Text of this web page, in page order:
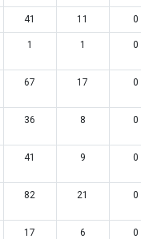
41 11 0
1 1 0
67 17 0
36 8 0
41 9 0
82 21 0
17 6 0